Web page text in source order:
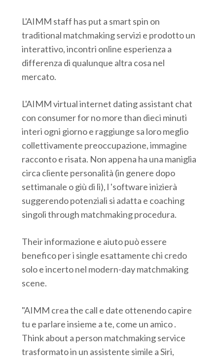
L'AIMM staff has put a smart spin on
traditional matchmaking servizi e prodotto un
interattivo, incontri online esperienza a
differenza di qualunque altra cosa nel
mercato.
L'AIMM virtual internet dating assistant chat
con consumer for no more than dieci minuti
interi ogni giorno e raggiunge sa loro meglio
collettivamente preoccupazione, immagine
racconto e risata. Non appena ha una maniglia
circa cliente personalità (in genere dopo
settimanale o giù di lì), l 'software inizierà
suggerendo potenziali si adatta e coaching
singoli through matchmaking procedura.
Their informazione e aiuto può essere
benefico per i single esattamente chi credo
solo e incerto nel modern-day matchmaking
scene.
"AIMM crea the call e date ottenendo capire
tu e parlare insieme a te, come un amico .
Think about a person matchmaking service
trasformato in un assistente simile a Siri,